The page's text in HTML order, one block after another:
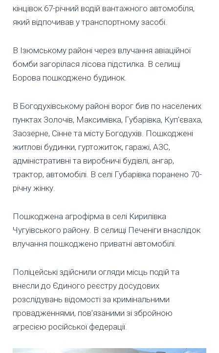
кінцівок 67-річний водій вантажного автомобіля,
який відпочивав у транспортному засобі.
В Ізюмському районі через влучання авіаційної
бомби загорілася лісова підстилка. В селищі
Борова пошкоджено будинок.
В Богодухівському районі ворог бив по населених
пунктах Золочів, Максимівка, Губарівка, Куп'єваха,
Заозерне, Сінне та місту Богодухів. Пошкоджені
житлові будинки, гуртожиток, гаражі, АЗС,
адміністративні та виробничі будівлі, ангар,
трактор, автомобілі. В селі Губарівка поранено 70-
річну жінку.
Пошкоджена агрофірма в селі Кирилівка
Чугуївського району. В селищі Печеніги внаслідок
влучання пошкоджено приватні автомобілі.
Поліцейські здійснили огляди місць подій та
внесли до Єдиного реєстру досудових
розслідувань відомості за кримінальними
провадженнями, пов’язаними зі збройною
агресією російської федерації.